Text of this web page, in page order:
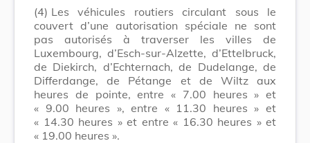
(4) Les véhicules routiers circulant sous le
couvert d’une autorisation spéciale ne sont
pas autorisés à traverser les villes de
Luxembourg, d’Esch-sur-Alzette, d’Ettelbruck,
de Diekirch, d’Echternach, de Dudelange, de
Differdange, de Pétange et de Wiltz aux
heures de pointe, entre « 7.00 heures » et
« 9.00 heures », entre « 11.30 heures » et
« 14.30 heures » et entre « 16.30 heures » et
« 19.00 heures ».